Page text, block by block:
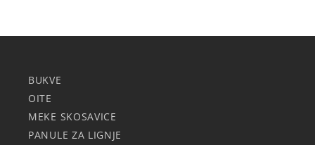
BUKVE
OITE
MEKE SKOSAVICE
PANULE ZA LIGNJE